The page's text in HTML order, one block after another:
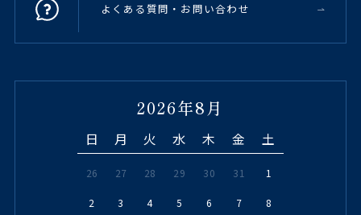
よくある質問・お問い合わせ
2026年8月
日 月 火 水 木 金 土
26 27 28 29 30 31 1
2 3 4 5 6 7 8